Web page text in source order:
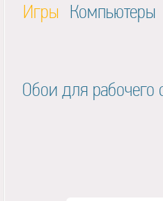
Игры Компьютеры
Обои для рабочего